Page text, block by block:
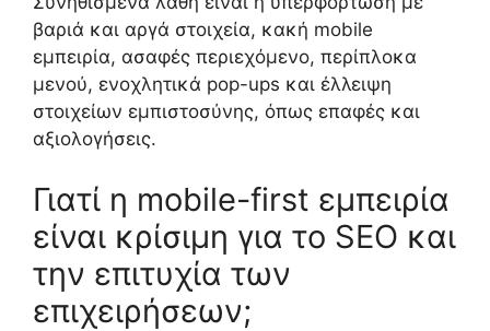
βαριά και αργά στοιχεία, κακή mobile
εμπειρία, ασαφές περιεχόμενο, περίπλοκα
μενού, ενοχλητικά pop-ups και έλλειψη
στοιχείων εμπιστοσύνης, όπως επαφές και
αξιολογήσεις.
Γιατί η mobile-first εμπειρία
είναι κρίσιμη για το SEO και
την επιτυχία των
επιχειρήσεων;